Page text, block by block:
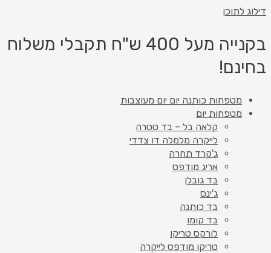
דילוג לתוכן
בקנייה מעל 400 ש"ח תקבלי משלוח
בחינם!
מטפחות כותנה יום יום מעוצבות
מטפחות יום
קלאה בל – בד טטרה
לייקרה מלמלה דו צדדי
ג'קרד תחרה
אריג מודפס
בד גובלן
ג'ינס
בד כותנה
בד קומו
לורקס טריקו
טריקו מודפס לייקרה